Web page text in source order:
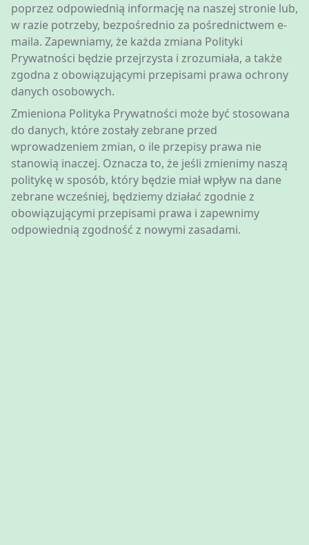
poprzez odpowiednią informację na naszej stronie lub,
w razie potrzeby, bezpośrednio za pośrednictwem e-
maila. Zapewniamy, że każda zmiana Polityki
Prywatności będzie przejrzysta i zrozumiała, a także
zgodna z obowiązującymi przepisami prawa ochrony
danych osobowych.
Zmieniona Polityka Prywatności może być stosowana
do danych, które zostały zebrane przed
wprowadzeniem zmian, o ile przepisy prawa nie
stanowią inaczej. Oznacza to, że jeśli zmienimy naszą
politykę w sposób, który będzie miał wpływ na dane
zebrane wcześniej, będziemy działać zgodnie z
obowiązującymi przepisami prawa i zapewnimy
odpowiednią zgodność z nowymi zasadami.